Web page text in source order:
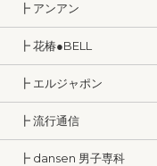
┣ アンアン
┣ 花椿●BELL
┣ エルジャポン
┣ 流行通信
┣ dansen 男子専科